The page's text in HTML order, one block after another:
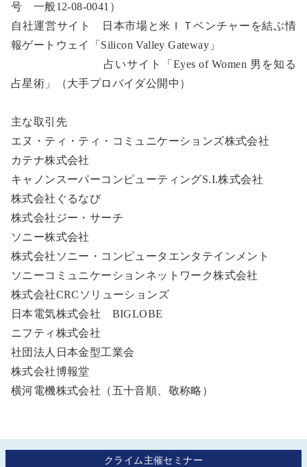
号 一般12-08-0041）
自社運営サイト 日本市場と米ＩＴベンチャーを結ぶ情
報ゲートウェイ「Silicon Valley Gateway」
占いサイト「Eyes of Women 男を知る
占星術」（大手プロバイダ公開中）
主な取引先
エヌ・ティ・ティ・コミュニケーションズ株式会社
カテナ株式会社
キャノンスーパーコンピューティングS.I.株式会社
株式会社ぐるなび
株式会社ジー・サーチ
ソニー株式会社
株式会社ソニー・コンピュータエンタテインメント
ソニーコミュニケーションネットワーク株式会社
株式会社CRCソリューションズ
日本電気株式会社 BIGLOBE
ニフティ株式会社
社団法人日本金型工業会
株式会社博報堂
横河電機株式会社（五十音順、敬称略）
クライム主催セミナー